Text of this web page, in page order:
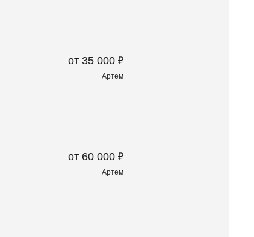
от 35 000 ₽
Артем
от 60 000 ₽
Артем